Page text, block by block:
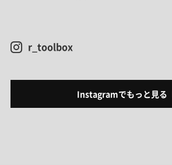
r_toolbox
Instagramでもっと見る